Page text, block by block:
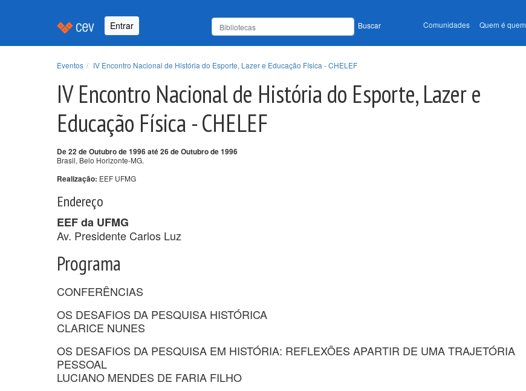
Entrar Buscar Comunidades Quem é quem
Eventos IV Encontro Nacional de História do Esporte, Lazer e Educação Física - CHELEF
IV Encontro Nacional de História do Esporte, Lazer e
Educação Física - CHELEF
De 22 de Outubro de 1996 até 26 de Outubro de 1996
Brasil, Belo Horizonte-MG.
Realização: EEF UFMG
Endereço
EEF da UFMG
Av. Presidente Carlos Luz
Programa
CONFERÊNCIAS
OS DESAFIOS DA PESQUISA HISTÓRICA
CLARICE NUNES
OS DESAFIOS DA PESQUISA EM HISTÓRIA: REFLEXÕES APARTIR DE UMA TRAJETÓRIA
PESSOAL
LUCIANO MENDES DE FARIA FILHO